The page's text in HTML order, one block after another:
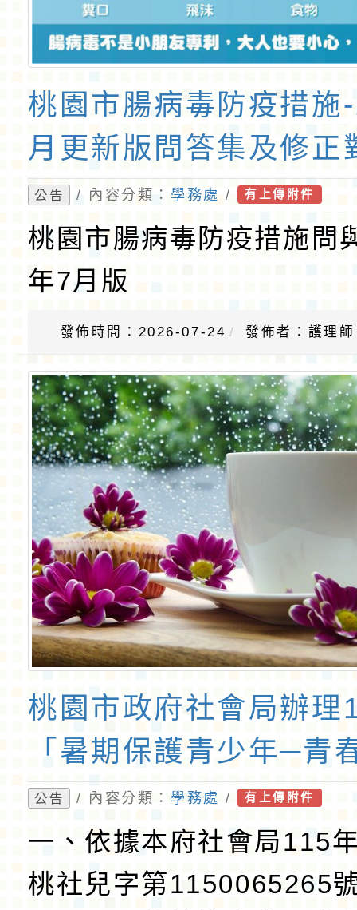
桃園市腸病毒防疫措施
月更新版問答集及修正
公告 / 內容分類： 學務處 / 有上傳附件
桃園市腸病毒防疫措施問
年7月版
發佈時間：2026-07-24 發佈者：護理師
桃園市政府社會局辦理
「暑期保護青少年─青
公告 / 內容分類： 學務處 / 有上傳附件
一、依據本府社會局115
桃社兒字第1150065265